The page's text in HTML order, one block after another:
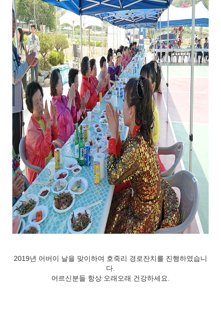
2019년 어버이 날을 맞이하여 호죽리 경로잔치를 진행하였습니
다.
어르신분들 항상 오래오래 건강하세요.